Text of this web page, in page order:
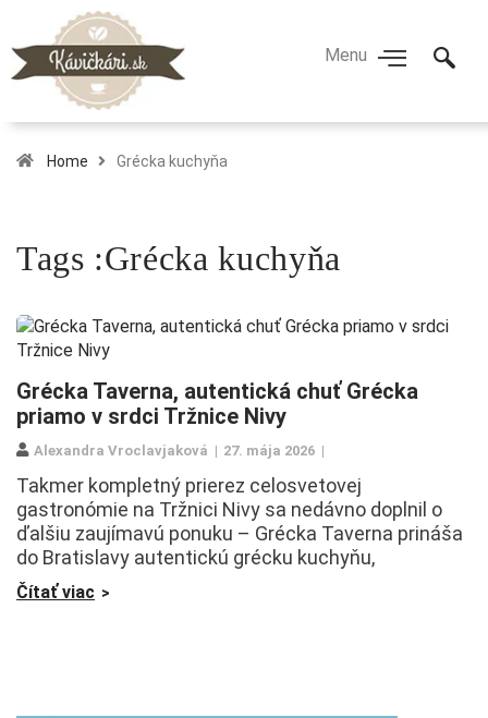
Home Grécka kuchyňa
Tags :Grécka kuchyňa
Grécka Taverna, autentická chuť Grécka
priamo v srdci Tržnice Nivy
Alexandra Vroclavjaková 27. mája 2026
Takmer kompletný prierez celosvetovej
gastronómie na Tržnici Nivy sa nedávno doplnil o
ďalšiu zaujímavú ponuku – Grécka Taverna prináša
do Bratislavy autentickú grécku kuchyňu,
Čítať viac